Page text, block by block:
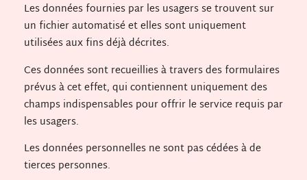
Les données fournies par les usagers se trouvent sur
un fichier automatisé et elles sont uniquement
utilisées aux fins déjà décrites.
Ces données sont recueillies à travers des formulaires
prévus à cet effet, qui contiennent uniquement des
champs indispensables pour offrir le service requis par
les usagers.
Les données personnelles ne sont pas cédées à de
tierces personnes.